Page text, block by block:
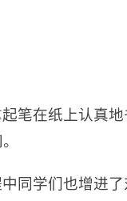
笔在纸上认真
同学们也增进